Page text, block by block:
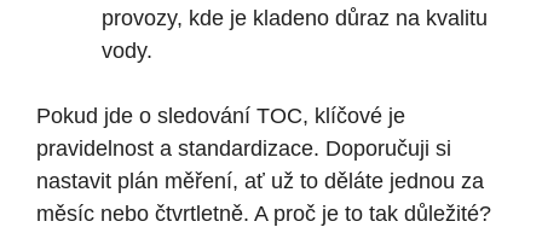
provozy, kde je ‍kladeno důraz ⁤na kvalitu
vody.
Pokud jde o sledování TOC, klíčové je
pravidelnost a standardizace. ⁣Doporučuji si
⁣nastavit plán měření, ⁤ať už to děláte jednou za
měsíc nebo čtvrtletně. A ⁤proč ⁣je to ⁣tak ‍důležité?